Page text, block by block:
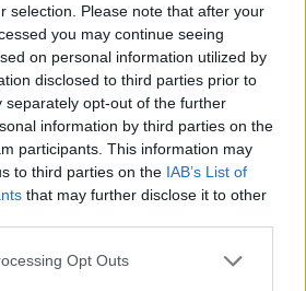
selection. Please note that after your
you may continue seeing
on personal information utilized by
disclosed to third parties prior to
separately opt-out of the further
information by third parties on the
participants. This information may
to third parties on the IAB’s List of
that may further disclose it to other
app uses one or more Google
Opt Outs